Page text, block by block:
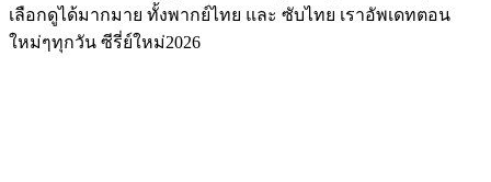
เลือกดูได้มากมาย ทั้งพากย์ไทย และ ซับไทย เราอัพเดทตอน
ใหม่ๆทุกวัน ซีรี่ย์ใหม่2026